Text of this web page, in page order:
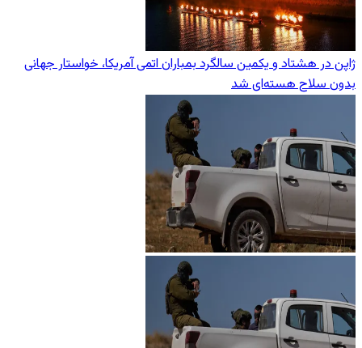
ژاپن در هشتاد و یکمین سالگرد بمباران اتمی آمریکا، خواستار جهانی
بدون سلاح هسته‌ای شد